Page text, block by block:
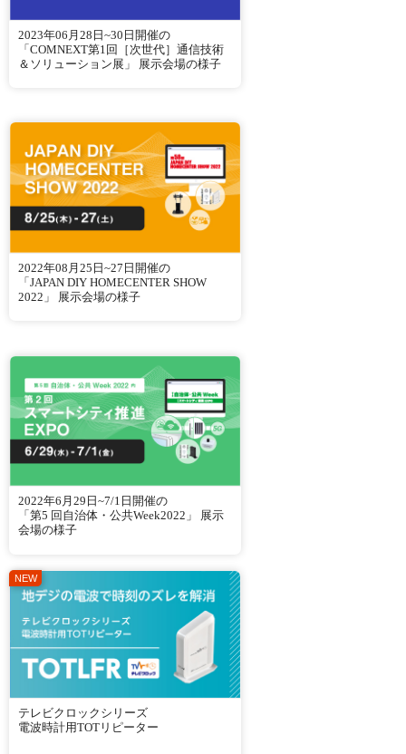
2023年06月28日~30日開催の
「COMNEXT第1回［次世代］通信技術
＆ソリューション展」 展示会場の様子
2022年08月25日~27日開催の
「JAPAN DIY HOMECENTER SHOW
2022」 展示会場の様子
2022年6月29日~7/1日開催の
「第5 回自治体・公共Week2022」 展示
会場の様子
テレビクロックシリーズ
電波時計用TOTリピーター